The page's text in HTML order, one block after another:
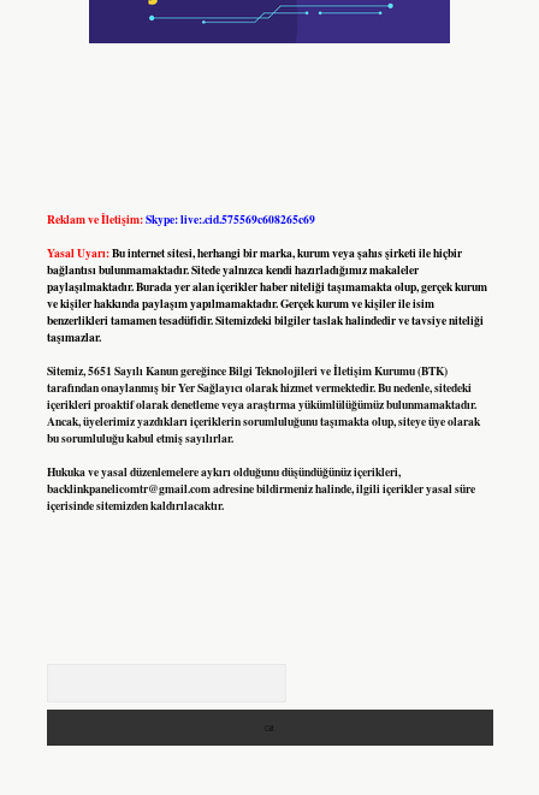
Reklam ve İletişim:Skype: live:.cid.575569c608265c69
Yasal Uyarı:Bu internet sitesi, herhangi bir marka, kurum veya şahıs şirketi ile hiçbir
bağlantısı bulunmamaktadır. Sitede yalnızca kendi hazırladığımız makaleler
paylaşılmaktadır. Burada yer alan içerikler haber niteliği taşımamakta olup, gerçek kurum
ve kişiler hakkında paylaşım yapılmamaktadır. Gerçek kurum ve kişiler ile isim
benzerlikleri tamamen tesadüfidir. Sitemizdeki bilgiler taslak halindedir ve tavsiye niteliği
taşımazlar.
Sitemiz, 5651 Sayılı Kanun gereğince Bilgi Teknolojileri ve İletişim Kurumu (BTK)
tarafından onaylanmış bir Yer Sağlayıcı olarak hizmet vermektedir. Bu nedenle, sitedeki
içerikleri proaktif olarak denetleme veya araştırma yükümlülüğümüz bulunmamaktadır.
Ancak, üyelerimiz yazdıkları içeriklerin sorumluluğunu taşımakta olup, siteye üye olarak
bu sorumluluğu kabul etmiş sayılırlar.
Hukuka ve yasal düzenlemelere aykırı olduğunu düşündüğünüz içerikleri,
backlinkpanelicomtr@gmail.comadresine bildirmeniz halinde, ilgili içerikler yasal süre
içerisinde sitemizden kaldırılacaktır.